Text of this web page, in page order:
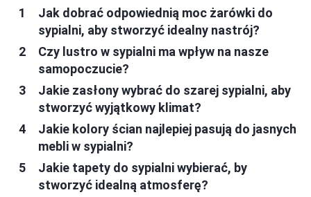
Jak dobrać odpowiednią moc żarówki do
sypialni, aby stworzyć idealny nastrój?
Czy lustro w sypialni ma wpływ na nasze
samopoczucie?
Jakie zasłony wybrać do szarej sypialni, aby
stworzyć wyjątkowy klimat?
Jakie kolory ścian najlepiej pasują do jasnych
mebli w sypialni?
Jakie tapety do sypialni wybierać, by
stworzyć idealną atmosferę?